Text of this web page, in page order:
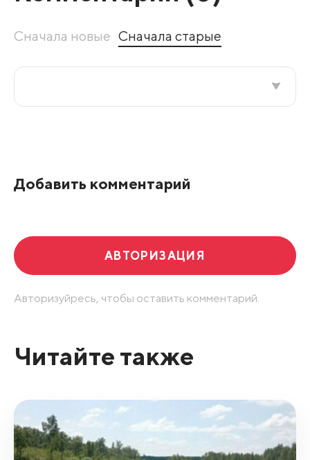
Сначала новые Сначала старые
Добавить комментарий
АВТОРИЗАЦИЯ
Авторизуйресь, чтобы оставить комментарий.
Читайте также